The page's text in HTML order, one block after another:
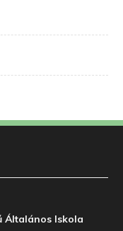
Általános Iskola